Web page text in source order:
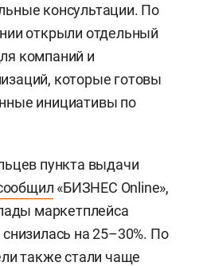
консультации. По
открыли отдельный
компаний и
которые готовы
инициативы по
пункта выдачи
«БИЗНЕС Online»,
маркетплейса
на 25–30%. По
также стали чаще